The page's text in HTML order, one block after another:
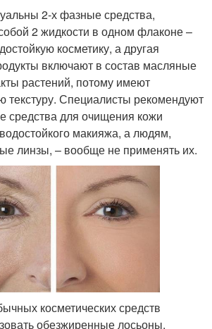
2-х фазные средства,
2 жидкости в одном флаконе –
косметику, а другая
включают в состав масляные
растений, потому имеют
текстуру. Специалисты рекомендуют
средства для очищения кожи
макияжа, а людям,
линзы, – вообще не применять их.
косметических средств
обезжиренные лосьоны.